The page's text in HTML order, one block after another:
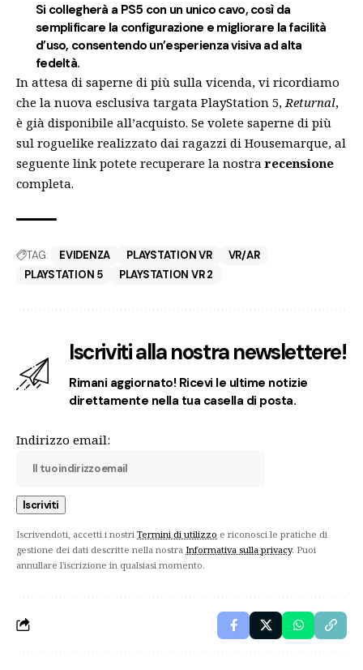
Si collegherà a PS5 con un unico cavo, così da
semplificare la configurazione e migliorare la facilità
d’uso, consentendo un’esperienza visiva ad alta
fedeltà.
In attesa di saperne di più sulla vicenda, vi ricordiamo
che la nuova esclusiva targata PlayStation 5, Returnal,
è già disponibile all’acquisto. Se volete saperne di più
sul roguelike realizzato dai ragazzi di Housemarque, al
seguente link potete recuperare la nostrarecensione
completa.
TAG: EVIDENZA PLAYSTATION VR
VR/AR
PLAYSTATION 5
PLAYSTATION VR 2
Iscriviti alla nostra newslettere!
Rimani aggiornato! Ricevi le ultime notizie
direttamente nella tua casella di posta.
Indirizzo email:
Iscrivendoti, accetti i nostri Termini di utilizzo e riconosci le pratiche di
gestione dei dati descritte nella nostra Informativa sulla privacy. Puoi
annullare l'iscrizione in qualsiasi momento.